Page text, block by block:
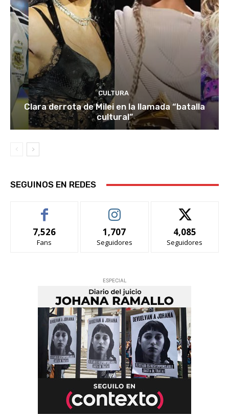
CULTURA
Clara derrota de Milei en la llamada “batalla
cultural”
SEGUINOS EN REDES
7,526
Fans
1,707
Seguidores
4,085
Seguidores
ESPECIAL